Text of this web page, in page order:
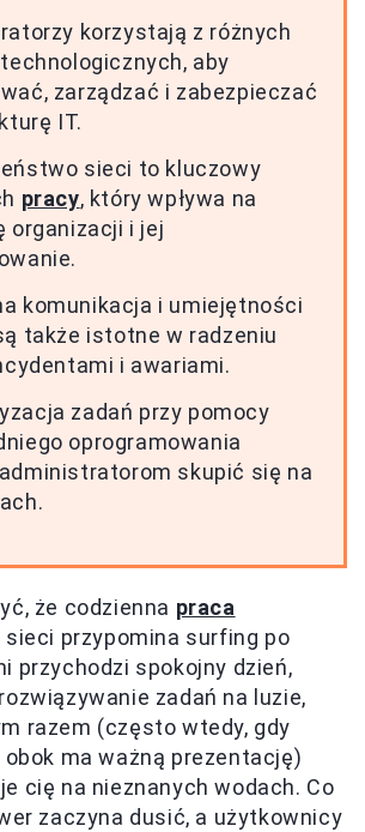
korzystają z różnych
aby
zarządzać i zabezpieczać
IT.
sieci to kluczowy
pracy, który wpływa na
organizacji i jej
komunikacja i umiejętności
także istotne w radzeniu
i awariami.
zadań przy pomocy
oprogramowania
skupić się na
że codzienna praca
przypomina surfing po
przychodzi spokojny dzień,
zadań na luzie,
razem (często wtedy, gdy
obok ma ważną prezentację)
cię na nieznanych wodach. Co
zaczyna dusić, a użytkownicy